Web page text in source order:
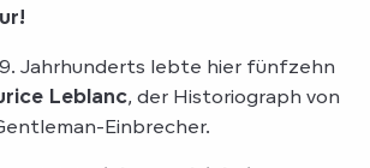
Jahrhunderts lebte hier fünfzehn
Leblanc, der Historiograph von
Einbrecher.